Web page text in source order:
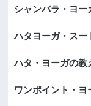
シャンバラ・ヨ
ハタヨーガ・スー
ハタ・ヨーガの教
ワンポイント・ヨ